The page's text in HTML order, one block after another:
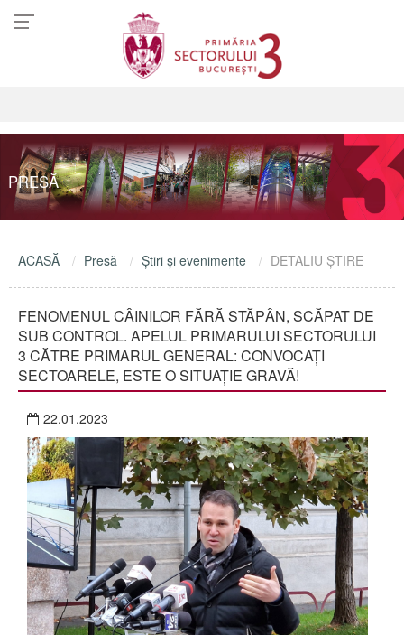
PRESĂ
ACASĂ Presă Ştiri şi evenimente DETALIU ŞTIRE
FENOMENUL CÂINILOR FĂRĂ STĂPÂN, SCĂPAT DE
SUB CONTROL. APELUL PRIMARULUI SECTORULUI
3 CĂTRE PRIMARUL GENERAL: CONVOCAȚI
SECTOARELE, ESTE O SITUAȚIE GRAVĂ!
22.01.2023